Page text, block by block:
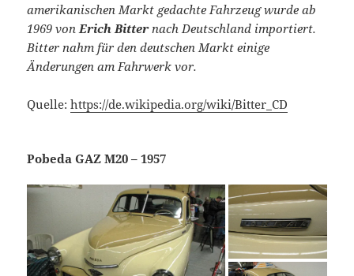
amerikanischen Markt gedachte Fahrzeug wurde ab
1969 vonErich Bitternach Deutschland importiert.
Bitter nahm für den deutschen Markt einige
Änderungen am Fahrwerk vor.
Quelle:https://de.wikipedia.org/wiki/Bitter_CD
Pobeda GAZ M20 – 1957